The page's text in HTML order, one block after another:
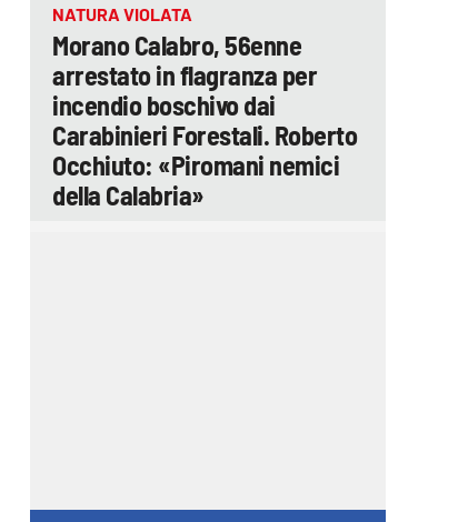
NATURA VIOLATA
Morano Calabro, 56enne
arrestato in flagranza per
incendio boschivo dai
Carabinieri Forestali. Roberto
Occhiuto: «Piromani nemici
della Calabria»